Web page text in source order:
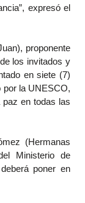
expresó el
proponente
los invitados y
en siete (7)
por la UNESCO,
en todas las
(Hermanas
Ministerio de
poner en